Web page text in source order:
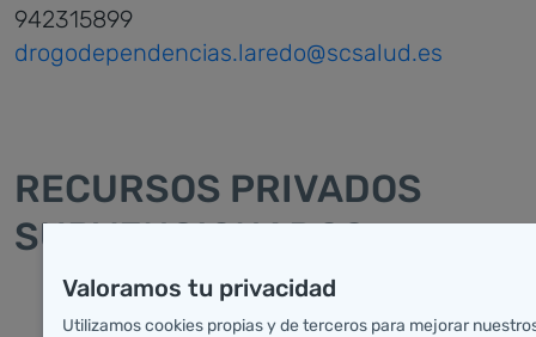
942315899
drogodependencias.laredo@scsalud.es
RECURSOS PRIVADOS
SUBVENCIONADOS
Valoramos tu privacidad
Utilizamos cookies propias y de terceros para mejorar